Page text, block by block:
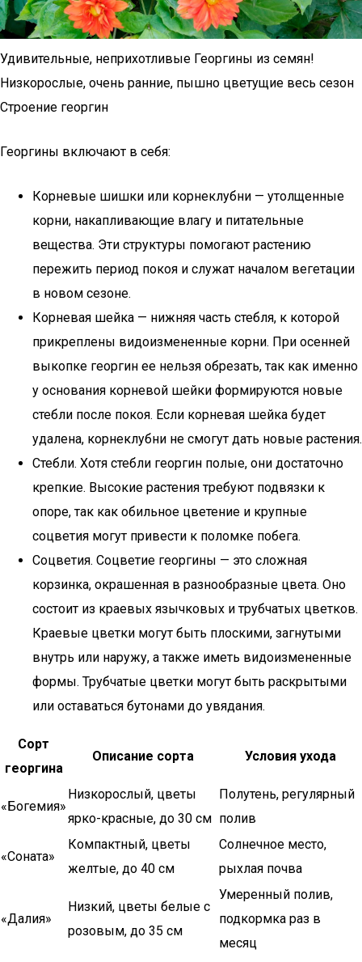
Удивительные, неприхотливые Георгины из семян!
Низкорослые, очень ранние, пышно цветущие весь сезон
Строение георгин
Георгины включают в себя:
Корневые шишки или корнеклубни — утолщенные
корни, накапливающие влагу и питательные
вещества. Эти структуры помогают растению
пережить период покоя и служат началом вегетации
в новом сезоне.
Корневая шейка — нижняя часть стебля, к которой
прикреплены видоизмененные корни. При осенней
выкопке георгин ее нельзя обрезать, так как именно
у основания корневой шейки формируются новые
стебли после покоя. Если корневая шейка будет
удалена, корнеклубни не смогут дать новые растения.
Стебли. Хотя стебли георгин полые, они достаточно
крепкие. Высокие растения требуют подвязки к
опоре, так как обильное цветение и крупные
соцветия могут привести к поломке побега.
Соцветия. Соцветие георгины — это сложная
корзинка, окрашенная в разнообразные цвета. Оно
состоит из краевых язычковых и трубчатых цветков.
Краевые цветки могут быть плоскими, загнутыми
внутрь или наружу, а также иметь видоизмененные
формы. Трубчатые цветки могут быть раскрытыми
или оставаться бутонами до увядания.
Сорт
георгина
Описание сорта Условия ухода
«Богемия»
Низкорослый, цветы
ярко-красные, до 30 см
Полутень, регулярный
полив
«Соната»
Компактный, цветы
желтые, до 40 см
Солнечное место,
рыхлая почва
«Далия»
Низкий, цветы белые с
розовым, до 35 см
Умеренный полив,
подкормка раз в
месяц